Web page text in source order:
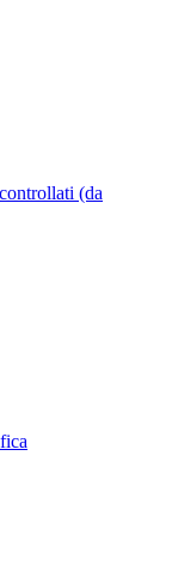
(da